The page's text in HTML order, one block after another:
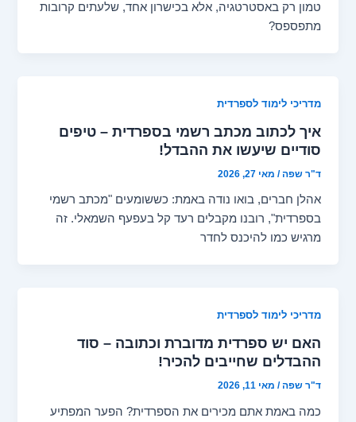
טמון רק באסטרטגיה, אלא בכישרון אחד, שלעתים קרובות
מתפספס?
מדריכי לימוד לספרדית
איך לכתוב מכתב רשמי בספרדית – טיפים
סודיים שיעשו את ההבדל!
ד"ר שפה/ מאי 27, 2026
אהלן חברים, בואו נודה באמת: כששומעים "מכתב רשמי
בספרדית", רובנו מקבלים רעד קל בעפעף השמאלי. זה
מרגיש כמו להיכנס לחדר
מדריכי לימוד לספרדית
האם יש ספרדית מדוברת וכתובה – סוד
ההבדלים שחייבים להכיר!
ד"ר שפה/ מאי 11, 2026
כמה באמת אתם מכירים את הספרדית? הפער המפתיע